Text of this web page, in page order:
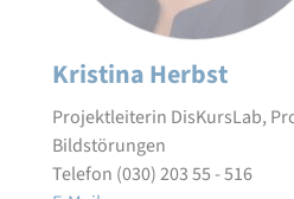
Kristina Herbst
Projektleiterin DisKursLab,
Bildstörungen
Telefon (030) 203 55 - 516